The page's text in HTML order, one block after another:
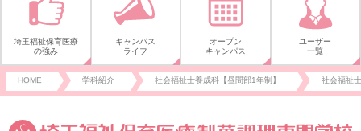
埼玉福祉保育医療
の強み
キャンパス
ライフ
オープン
キャンパス
ユーザー
一覧
HOME 学科紹介 社会福祉士養成科【昼間部1年制】 社会福祉